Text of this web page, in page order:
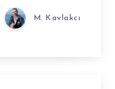
M. Kavlakcı